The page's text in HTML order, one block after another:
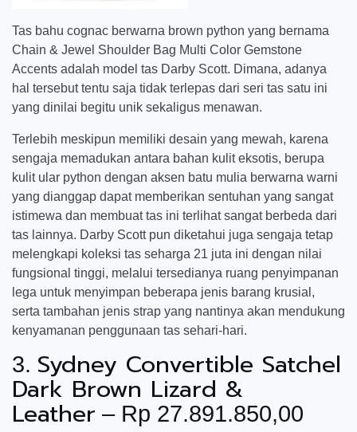
Tas bahu cognac berwarna brown python yang bernama
Chain & Jewel Shoulder Bag Multi Color Gemstone
Accents adalah model tas Darby Scott. Dimana, adanya
hal tersebut tentu saja tidak terlepas dari seri tas satu ini
yang dinilai begitu unik sekaligus menawan.
Terlebih meskipun memiliki desain yang mewah, karena
sengaja memadukan antara bahan kulit eksotis, berupa
kulit ular python dengan aksen batu mulia berwarna warni
yang dianggap dapat memberikan sentuhan yang sangat
istimewa dan membuat tas ini terlihat sangat berbeda dari
tas lainnya. Darby Scott pun diketahui juga sengaja tetap
melengkapi koleksi tas seharga 21 juta ini dengan nilai
fungsional tinggi, melalui tersedianya ruang penyimpanan
lega untuk menyimpan beberapa jenis barang krusial,
serta tambahan jenis strap yang nantinya akan mendukung
kenyamanan penggunaan tas sehari-hari.
3. Sydney Convertible Satchel
Dark Brown Lizard &
Leather – Rp 27.891.850,00